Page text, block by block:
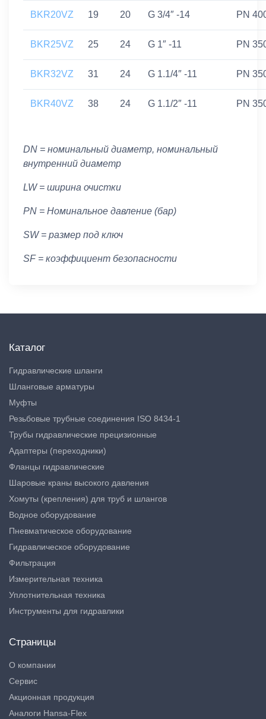
BKR20VZ 19 20 G 3/4″ -14 PN
BKR25VZ 25 24 G 1″ -11 PN
BKR32VZ 31 24 G 1.1/4″ -11 PN
BKR40VZ 38 24 G 1.1/2″ -11 PN
DN = номинальный диаметр, номинальный
внутренний диаметр
LW = ширина очистки
PN = Номинальное давление (бар)
SW = размер под ключ
SF = коэффициент безопасности
Каталог
Гидравлические шланги
Шланговые арматуры
Муфты
Резьбовые трубные соединения ISO 8434-1
Трубы гидравлические прецизионные
Адаптеры (переходники)
Фланцы гидравлические
Шаровые краны высокого давления
Хомуты (крепления) для труб и шлангов
Водное оборудование
Пневматическое оборудование
Гидравлическое оборудование
Фильтрация
Измерительная техника
Уплотнительная техника
Инструменты для гидравлики
Страницы
О компании
Сервис
Акционная продукция
Аналоги Hansa-Flex